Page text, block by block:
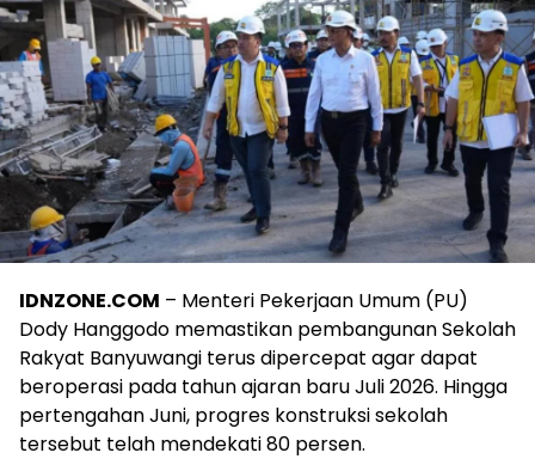
IDNZONE.COM – Menteri Pekerjaan Umum (PU)
Dody Hanggodo memastikan pembangunan Sekolah
Rakyat Banyuwangi terus dipercepat agar dapat
beroperasi pada tahun ajaran baru Juli 2026. Hingga
pertengahan Juni, progres konstruksi sekolah
tersebut telah mendekati 80 persen.